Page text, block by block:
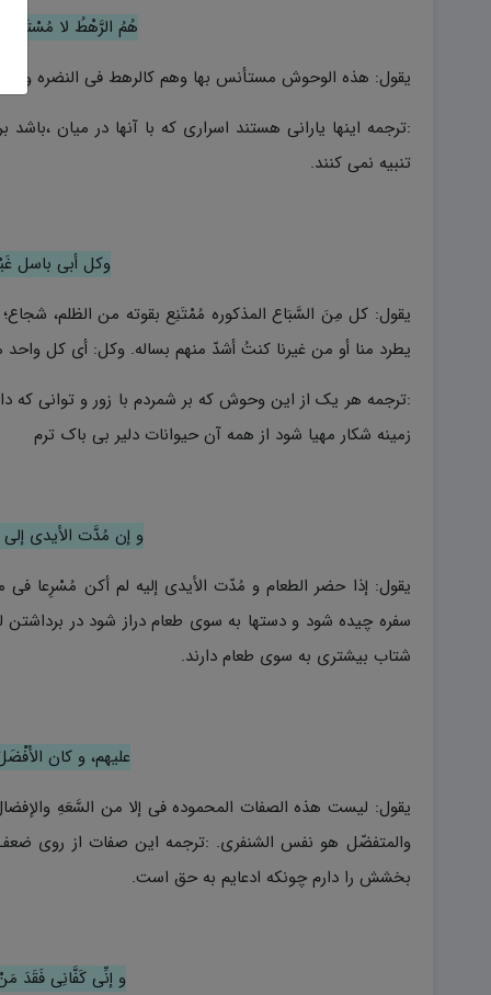
هُمُ الرَّهْطُ لا
یقول: هذه الوحوش مستأنس بها وهم کالرهط فی النضره و لا
:ترجمه اینها یارانی هستند اسراری که با آنها در میان
تنبیه نمی کنند.
وکل أبی باسل
یقول: کل مِنَ السَّبَاع المذکوره مُمْتَنِع بقوته من الظلم،
یطرد منا أو من غیرنا کنتُ أشدّ منهم بساله. وکل: أى کل واحد
:ترجمه هر یک از این وحوش که بر شمردم با زور و توانی که
زمینه شکار مهیا شود از همه آن حیوانات دلیر بی باک ترم
و إن مُدَّت الأیدی إلى
یقول: إذا حضر الطعام و مُدّت الأیدی إلیه لم أکن مُسْرِعا
سفره چیده شود و دستها به سوی طعام دراز شود در
شتاب بیشتری به سوی طعام دارند.
علیهم، و کان
یقول: لیست هذه الصفات المحموده فی إلا من السَّعَهِ
والمتفضّل هو نفس الشنفرى. :ترجمه این صفات از روی
بخشش را دارم چونکه ادعایم به حق است.
و إنِّی کَفَّانِی فَقَدَ